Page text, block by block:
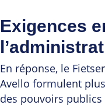
Exigences
En réponse, le
Avello formulent
des pouvoirs publics